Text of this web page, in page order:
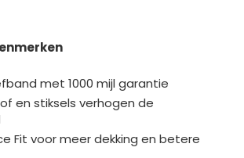
met 1000 mijl garantie
en stiksels verhogen de
Fit voor meer dekking en betere